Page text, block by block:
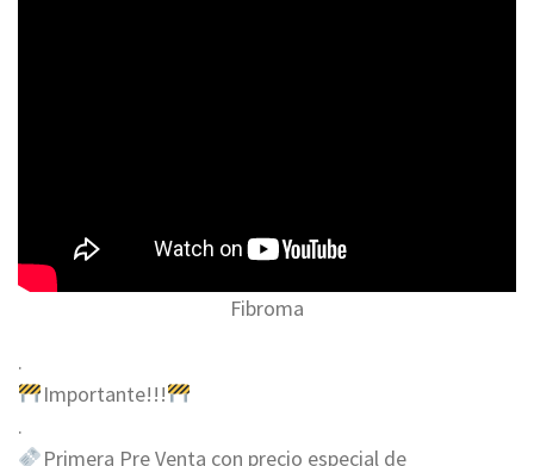
Fibroma
.
Importante!!!
.
Primera Pre Venta con precio especial de